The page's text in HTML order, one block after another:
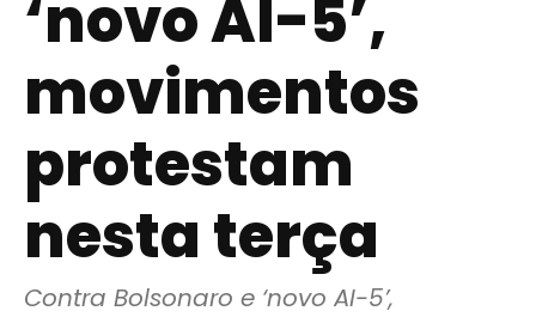
‘novo AI-5’,
movimentos
protestam
nesta terça
Contra Bolsonaro e ‘novo AI-5’,